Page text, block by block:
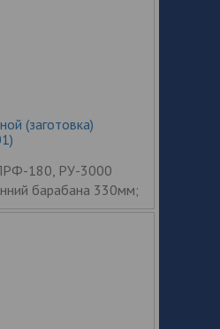
(заготовка)
180, РУ-3000
барабана 330мм;